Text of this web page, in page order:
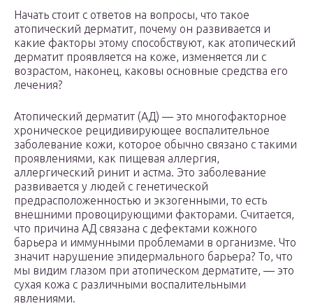
Начать стоит с ответов на вопросы, что такое
атопический дерматит, почему он развивается и
какие факторы этому способствуют, как атопический
дерматит проявляется на коже, изменяется ли с
возрастом, наконец, каковы основные средства его
лечения?
Атопический дерматит (АД) — это многофакторное
хроническое рецидивирующее воспалительное
заболевание кожи, которое обычно связано с такими
проявлениями, как пищевая аллергия,
аллергический ринит и астма. Это заболевание
развивается у людей с генетической
предрасположенностью и экзогенными, то есть
внешними провоцирующими факторами. Считается,
что причина АД связана с дефектами кожного
барьера и иммунными проблемами в организме. Что
значит нарушение эпидермального барьера? То, что
мы видим глазом при атопическом дерматите, — это
сухая кожа с различными воспалительными
явлениями.